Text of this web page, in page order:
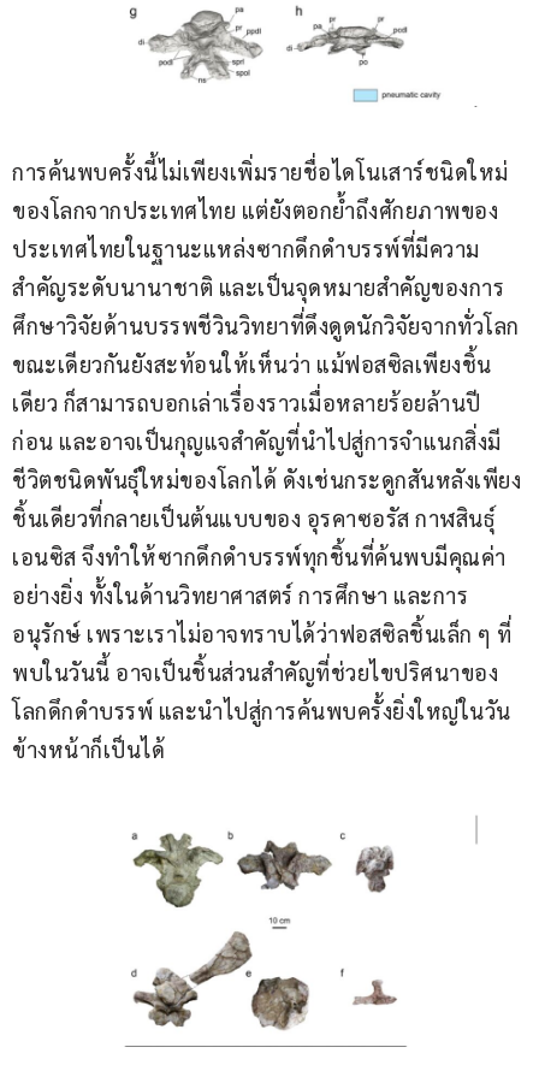
การค้นพบครั้งนี้ไม่เพียงเพิ่มรายชื่อไดโนเสาร์ชนิดใหม่
ของโลกจากประเทศไทย แต่ยังตอกย้ำถึงศักยภาพของ
ประเทศไทยในฐานะแหล่งซากดึกดำบรรพ์ที่มีความ
สำคัญระดับนานาชาติ และเป็นจุดหมายสำคัญของการ
ศึกษาวิจัยด้านบรรพชีวินวิทยาที่ดึงดูดนักวิจัยจากทั่วโลก
ขณะเดียวกันยังสะท้อนให้เห็นว่า แม้ฟอสซิลเพียงชิ้น
เดียว ก็สามารถบอกเล่าเรื่องราวเมื่อหลายร้อยล้านปี
ก่อน และอาจเป็นกุญแจสำคัญที่นำไปสู่การจำแนกสิ่งมี
ชีวิตชนิดพันธุ์ใหม่ของโลกได้ ดังเช่นกระดูกสันหลังเพียง
ชิ้นเดียวที่กลายเป็นต้นแบบของ อุรคาซอรัส กาฬสินธุ์
เอนซิส จึงทำให้ซากดึกดำบรรพ์ทุกชิ้นที่ค้นพบมีคุณค่า
อย่างยิ่ง ทั้งในด้านวิทยาศาสตร์ การศึกษา และการ
อนุรักษ์ เพราะเราไม่อาจทราบได้ว่าฟอสซิลชิ้นเล็ก ๆ ที่
พบในวันนี้ อาจเป็นชิ้นส่วนสำคัญที่ช่วยไขปริศนาของ
โลกดึกดำบรรพ์ และนำไปสู่การค้นพบครั้งยิ่งใหญ่ในวัน
ข้างหน้าก็เป็นได้